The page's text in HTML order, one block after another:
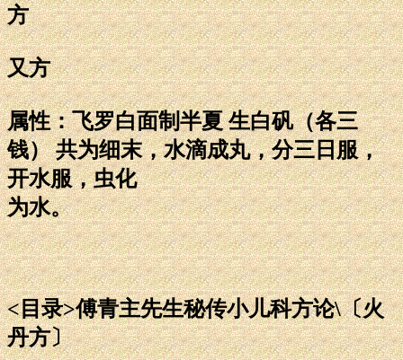
方
又方
属性：飞罗白面制半夏 生白矾（各三
钱） 共为细末，水滴成丸，分三日服，
开水服，虫化
为水。
<目录>傅青主先生秘传小儿科方论\〔火
丹方〕